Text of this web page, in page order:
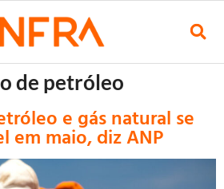
de petróleo
e gás natural se
em maio, diz ANP